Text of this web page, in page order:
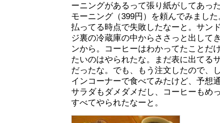
ーニングがあるって張り紙がしてあっ
モーニング（399円）を頼んでみまし
払ってる時点で失敗したなーと。サン
ジ裏の冷蔵庫の中からささっと出して
ンから。コーヒーはわかってたことだ
たいのはやられたな。まだ表に出てる
だったな。でも、もう注文したので、
インコーナーで食べてみたけど、予想
サラダもダメダメだし、コーヒーもめ
すべてやられたなーと。